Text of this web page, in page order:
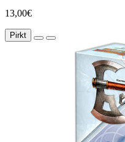
13,00€
Pirkt